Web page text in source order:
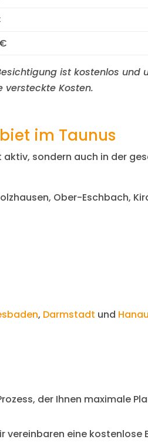
ist kostenlos und
versteckte Kosten.
im Taunus
sondern auch in der
Ober-Eschbach,
, Darmstadt und Hanau
der Ihnen maximale
vereinbaren eine kostenlose